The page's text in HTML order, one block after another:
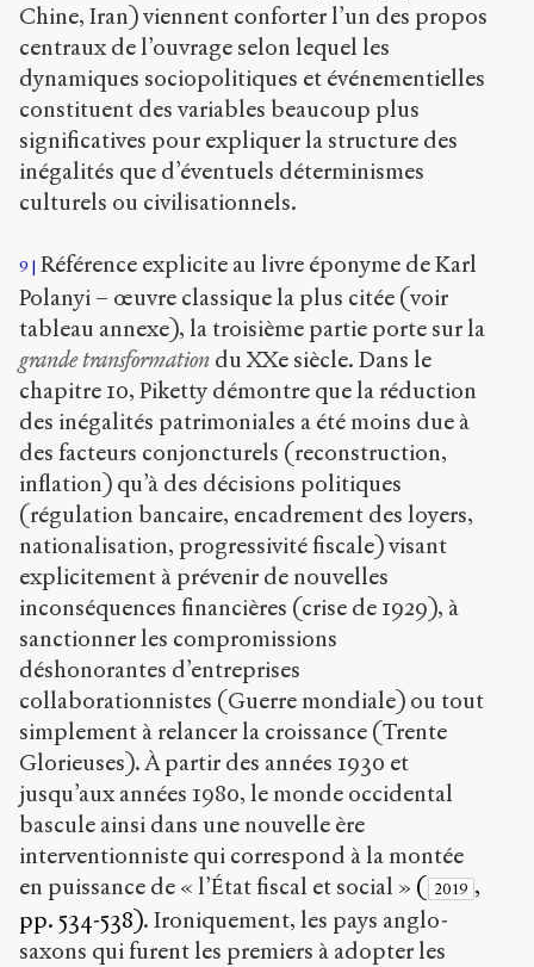
Chine, Iran) viennent conforter l’un des propos
centraux de l’ouvrage selon lequel les
dynamiques sociopolitiques et événementielles
constituent des variables beaucoup plus
significatives pour expliquer la structure des
inégalités que d’éventuels déterminismes
culturels ou civilisationnels.
9
Référence explicite au livre éponyme de Karl
Polanyi – œuvre classique la plus citée (voir
tableau annexe), la troisième partie porte sur la
grande transformation du XXe siècle. Dans le
chapitre 10, Piketty démontre que la réduction
des inégalités patrimoniales a été moins due à
des facteurs conjoncturels (reconstruction,
inflation) qu’à des décisions politiques
(régulation bancaire, encadrement des loyers,
nationalisation, progressivité fiscale) visant
explicitement à prévenir de nouvelles
inconséquences financières (crise de 1929), à
sanctionner les compromissions
déshonorantes d’entreprises
collaborationnistes (Guerre mondiale) ou tout
simplement à relancer la croissance (Trente
Glorieuses). À partir des années 1930 et
jusqu’aux années 1980, le monde occidental
bascule ainsi dans une nouvelle ère
interventionniste qui correspond à la montée
en puissance de « l’État fiscal et social » ( 2019 ,
pp. 534-538). Ironiquement, les pays anglo-
saxons qui furent les premiers à adopter les